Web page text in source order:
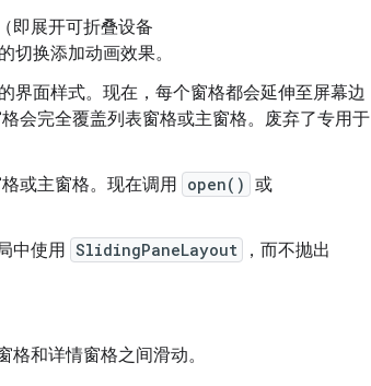
即展开可折叠设备
切换添加动画效果。
界面样式。现在，每个窗格都会延伸至屏幕边
会完全覆盖列表窗格或主窗格。废弃了专用于
或主窗格。现在调用 open() 或
中使用 SlidingPaneLayout ，而不抛出
和详情窗格之间滑动。